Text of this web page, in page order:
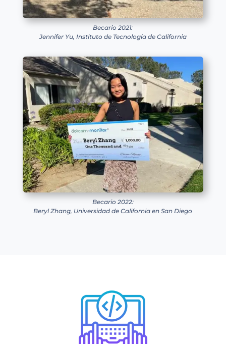
Becario 2021:
Jennifer Yu, Instituto de Tecnología de California
Becario 2022:
Beryl Zhang, Universidad de California en San Diego